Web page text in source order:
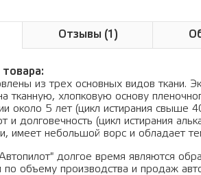
Отзывы (1)
товара:
из трех основных видов ткани.
тканную, хлопковую основу
около 5 лет (цикл истирания свыше
и долговечность (цикл истирания
имеет небольшой ворс и обладает
долгое время являются
по объему производства и продаж